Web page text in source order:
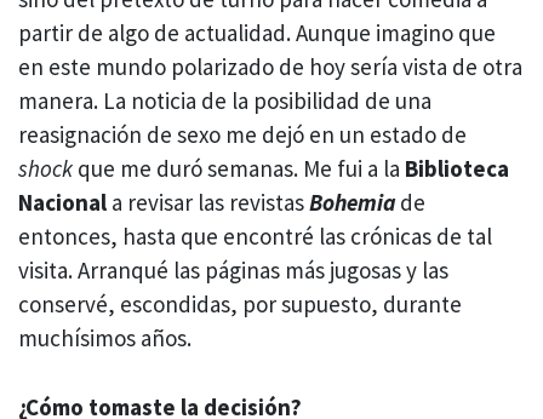
partir de algo de actualidad. Aunque imagino que
en este mundo polarizado de hoy sería vista de otra
manera. La noticia de la posibilidad de una
reasignación de sexo me dejó en un estado de
shock que me duró semanas. Me fui a la Biblioteca
Nacional a revisar las revistasBohemia de
entonces, hasta que encontré las crónicas de tal
visita. Arranqué las páginas más jugosas y las
conservé, escondidas, por supuesto, durante
muchísimos años.
¿Cómo tomaste la decisión?